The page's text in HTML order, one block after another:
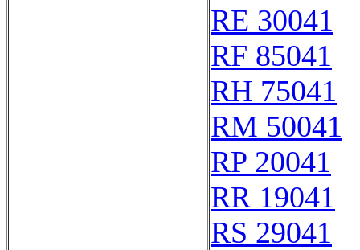
RE 30041
RF 85041
RH 75041
RM 50041
RP 20041
RR 19041
RS 29041